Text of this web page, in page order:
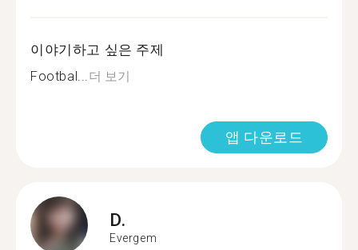
이야기하고 싶은 주제
Footbal...더 보기
앱 다운로드
D.
Evergem